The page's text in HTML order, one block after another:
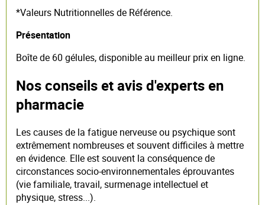
*Valeurs Nutritionnelles de Référence.
Présentation
Boîte de 60 gélules, disponible au meilleur prix en ligne.
Nos conseils et avis d'experts en
pharmacie
Les causes de la fatigue nerveuse ou psychique sont
extrêmement nombreuses et souvent difficiles à mettre
en évidence. Elle est souvent la conséquence de
circonstances socio-environnementales éprouvantes
(vie familiale, travail, surmenage intellectuel et
physique, stress...).